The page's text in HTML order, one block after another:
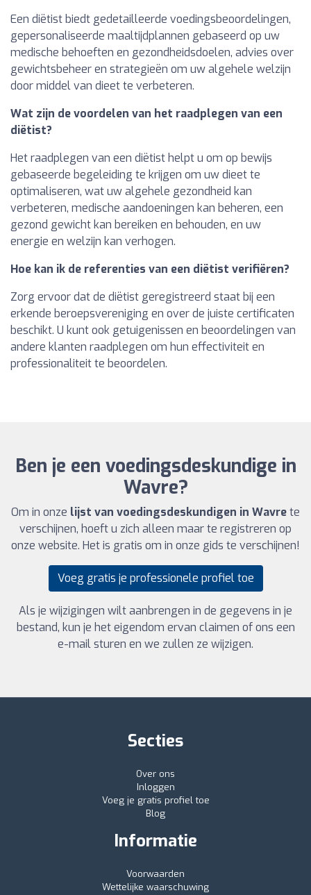
Een diëtist biedt gedetailleerde voedingsbeoordelingen,
gepersonaliseerde maaltijdplannen gebaseerd op uw
medische behoeften en gezondheidsdoelen, advies over
gewichtsbeheer en strategieën om uw algehele welzijn
door middel van dieet te verbeteren.
Wat zijn de voordelen van het raadplegen van een
diëtist?
Het raadplegen van een diëtist helpt u om op bewijs
gebaseerde begeleiding te krijgen om uw dieet te
optimaliseren, wat uw algehele gezondheid kan
verbeteren, medische aandoeningen kan beheren, een
gezond gewicht kan bereiken en behouden, en uw
energie en welzijn kan verhogen.
Hoe kan ik de referenties van een diëtist verifiëren?
Zorg ervoor dat de diëtist geregistreerd staat bij een
erkende beroepsvereniging en over de juiste certificaten
beschikt. U kunt ook getuigenissen en beoordelingen van
andere klanten raadplegen om hun effectiviteit en
professionaliteit te beoordelen.
Ben je een voedingsdeskundige in
Wavre?
Om in onze lijst van voedingsdeskundigen in Wavrete
verschijnen, hoeft u zich alleen maar te registreren op
onze website. Het is gratis om in onze gids te verschijnen!
Voeg gratis je professionele profiel toe
Als je wijzigingen wilt aanbrengen in de gegevens in je
bestand, kun je het eigendom ervan claimen of ons een
e-mail sturen en we zullen ze wijzigen.
Secties
Over ons
Inloggen
Voeg je gratis profiel toe
Blog
Informatie
Voorwaarden
Wettelijke waarschuwing